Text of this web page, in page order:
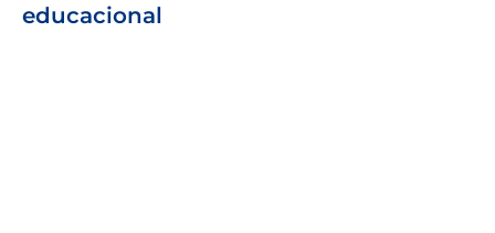
educacional